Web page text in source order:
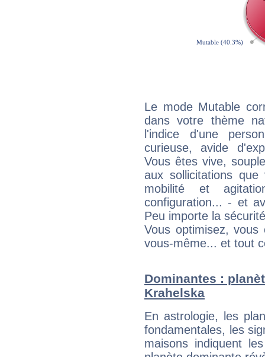
Le mode Mutable
dans votre thème
l'indice d'une
curieuse, avide
Vous êtes vive,
aux sollicitations
mobilité et
configuration... - et
Peu importe la
Vous optimisez, vous
vous-même... et tout
Dominantes :
Krahelska
En astrologie, les
fondamentales, les
maisons indiquent